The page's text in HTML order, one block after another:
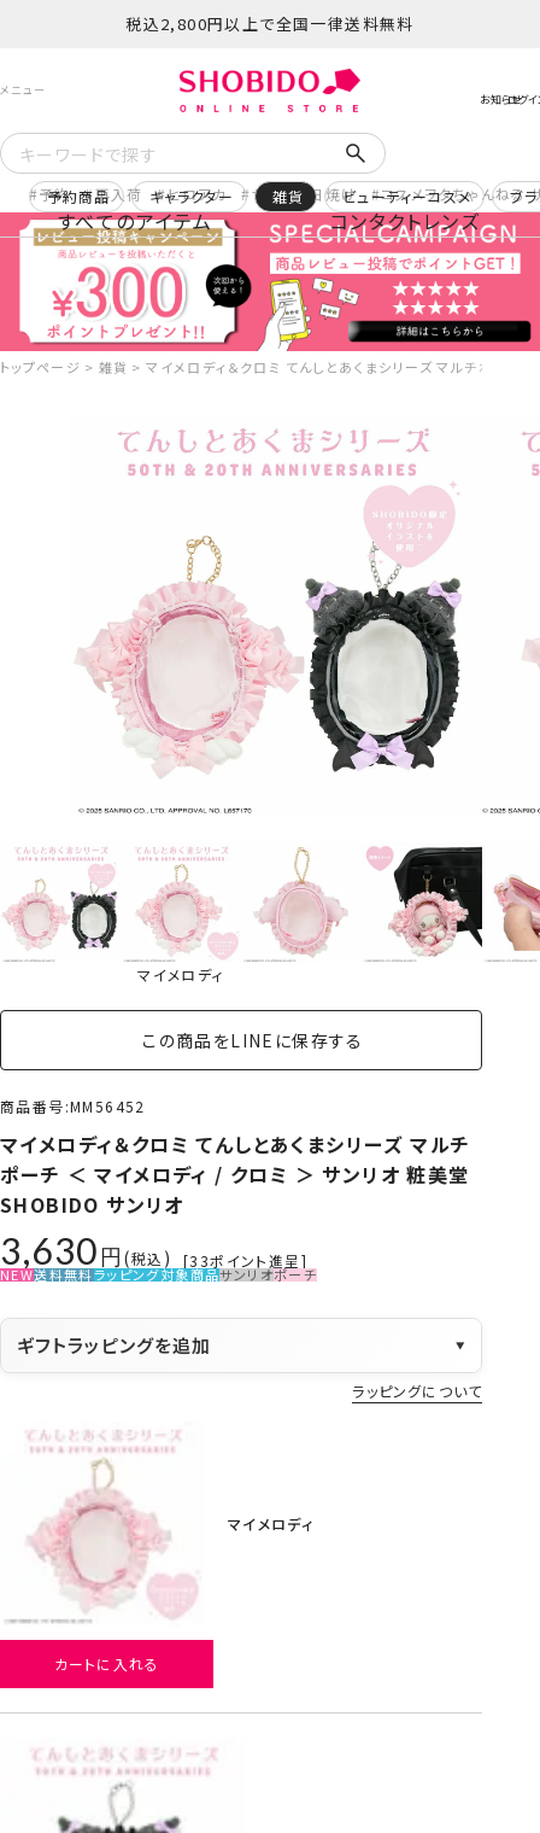
税込2,800円以上で全国一律送料無料
予約 再入荷 ヒロアカ サンリオ日焼け コスメヲタちゃんねる
すべてのアイテム コンタクトレンズ
予約商品 キャラクター 雑貨 ビューティーコスメ ブ
トップページ 雑貨 マイメロディ＆クロミ てんしとあくまシリーズ マルチポー
マイメロディ
この商品をLINEに保存する
商品番号 MM56452
マイメロディ＆クロミ てんしとあくまシリーズ マルチ
ポーチ ＜ マイメロディ / クロミ ＞ サンリオ 粧美堂
SHOBIDO サンリオ
3,630 税込 [33ポイント進呈]
NEW送料無料ラッピング対象商品サンリオポーチ
ギフトラッピングを追加 ▼
ラッピングについて
マイメロディ
カートに入れる